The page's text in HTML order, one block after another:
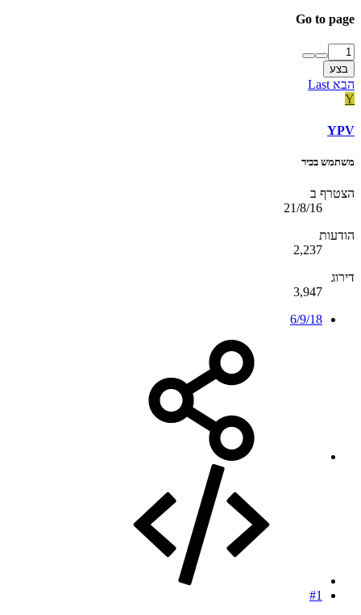
Go to page
בצע
הבא Last
Y
YPV
משתמש בכיר
הצטרף ב
21/8/16
הודעות
2,237
דירוג
3,947
6/9/18
#1